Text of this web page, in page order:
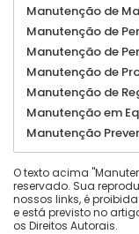
Manutenção de
Manutenção de
Manutenção de
Manutenção de
Manutenção de
Manutenção em
Manutenção
O texto acima
reservado. Sua
nossos links, é
e está previsto no
os Direitos Autorais.